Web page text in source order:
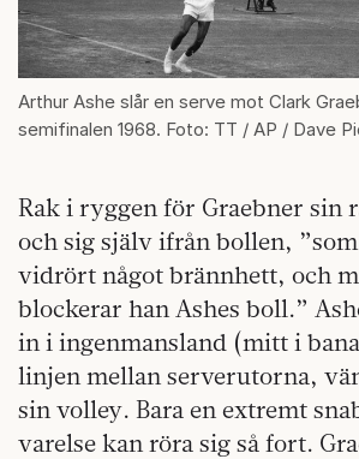
Arthur Ashe slår en serve mot Clark
semifinalen 1968. Foto: TT / AP / Dave
Rak i ryggen för Graebner sin
och sig själv ifrån bollen,
vidrört något brännhett, och
blockerar han Ashes boll.”
in i ingenmansland (mitt i
linjen mellan serverutorna,
sin volley. Bara en extremt
varelse kan röra sig så fort.